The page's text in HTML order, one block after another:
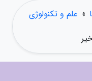
» علم و تکنولوژی